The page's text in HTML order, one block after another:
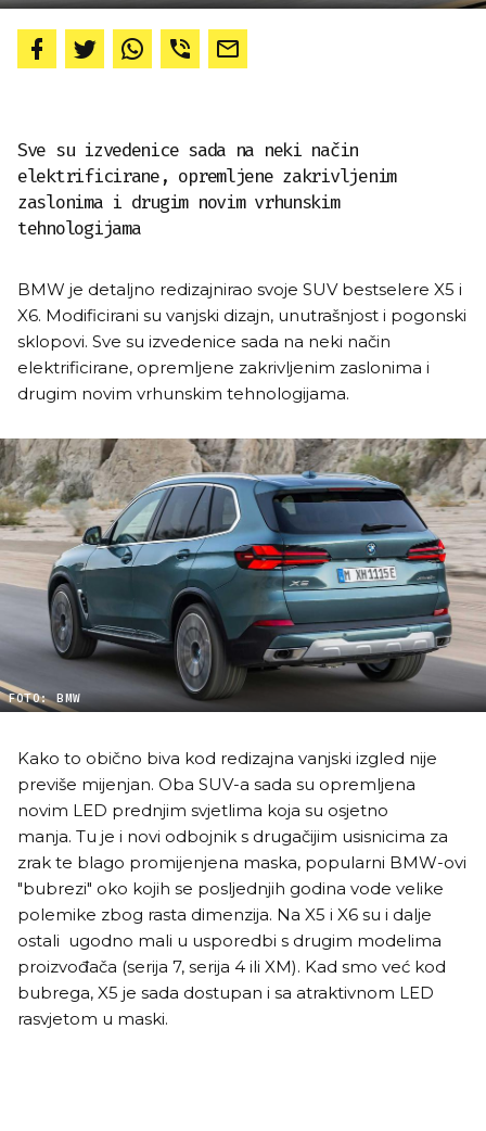
Sve su izvedenice sada na neki način
elektrificirane, opremljene zakrivljenim
zaslonima i drugim novim vrhunskim
tehnologijama
BMW je detaljno redizajnirao svoje SUV bestselere X5 i
X6. Modificirani su vanjski dizajn, unutrašnjost i pogonski
sklopovi. Sve su izvedenice sada na neki način
elektrificirane, opremljene zakrivljenim zaslonima i
drugim novim vrhunskim tehnologijama.
FOTO: BMW
Kako to obično biva kod redizajna vanjski izgled nije
previše mijenjan. Oba SUV-a sada su opremljena
novim LED prednjim svjetlima koja su osjetno
manja. Tu je i novi odbojnik s drugačijim usisnicima za
zrak te blago promijenjena maska, popularni BMW-ovi
"bubrezi" oko kojih se posljednjih godina vode velike
polemike zbog rasta dimenzija. Na X5 i X6 su i dalje
ostali ugodno mali u usporedbi s drugim modelima
proizvođača (serija 7, serija 4 ili XM). Kad smo već kod
bubrega, X5 je sada dostupan i sa atraktivnom LED
rasvjetom u maski.